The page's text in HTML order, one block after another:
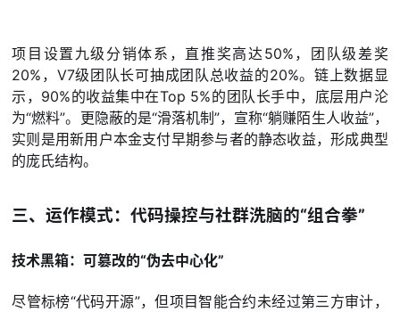
项目设置九级分销体系，直推奖高达50%，团队级差奖
20%，V7级团队长可抽成团队总收益的20%。链上数据显
示，90%的收益集中在Top 5%的团队长手中，底层用户沦
为“燃料”。更隐蔽的是“滑落机制”，宣称“躺赚陌生人收益”，
实则是用新用户本金支付早期参与者的静态收益，形成典型
的庞氏结构。
三、运作模式：代码操控与社群洗脑的“组合拳”
技术黑箱：可篡改的“伪去中心化”
尽管标榜“代码开源”，但项目智能合约未经过第三方审计，